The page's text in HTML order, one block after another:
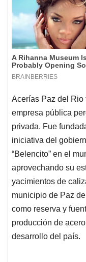
Acerías Paz del Rio
empresa pública
privada. Fue
iniciativa del
“Belencito” en el
aprovechando su
yacimientos de
municipio de Paz
como reserva y
producción de
desarrollo del país.